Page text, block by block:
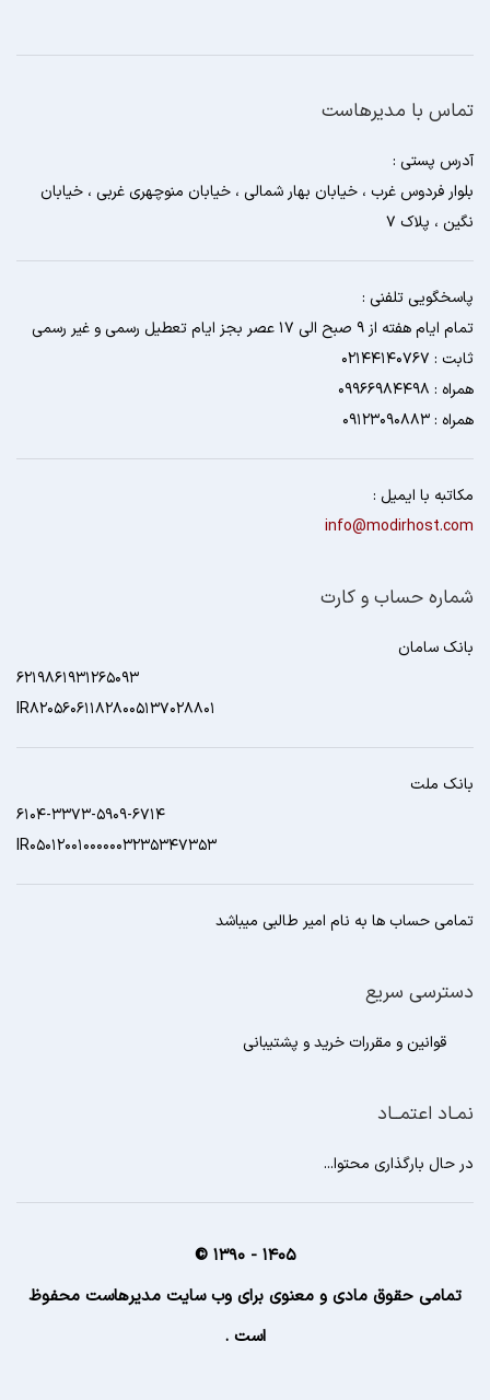
تماس با مدیرهاست
آدرس پستی :
بلوار فردوس غرب ، خیابان بهار شمالی ، خیابان منوچهری غربی ، خیابان
نگین ، پلاک 7
پاسخگویی تلفنی :
تمام ایام هفته از 9 صبح الی 17 عصر بجز ایام تعطیل رسمی و غیر رسمی
ثابت : 02144140767
همراه : 09966984498
همراه : 09123090883
مکاتبه با ایمیل :
info@modirhost.com
شماره حساب و کارت
بانک سامان
6219861931265093
IR820560611828005137028801
بانک ملت
6104-3373-5909-6714
IR050120010000003235347353
تمامی حساب ها به نام امیر طالبی میباشد
دسترسی سریع
قوانین و مقررات خرید و پشتیبانی
نمـاد اعتمــاد
در حال بارگذاری محتوا...
1405 - 1390 ©
تمامی حقوق مادی و معنوی برای وب سایت مدیرهاست محفوظ
است .